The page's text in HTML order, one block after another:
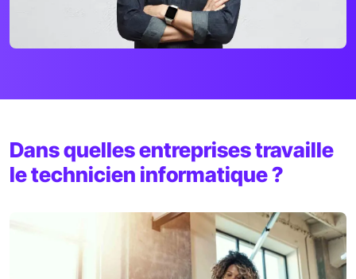
Dans quelles entreprises travaille
le technicien informatique ?